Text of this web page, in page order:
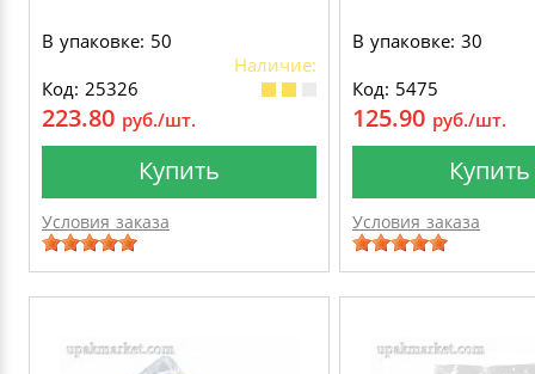
В упаковке: 50
Наличие:
Код: 25326
223.80 руб./шт.
Купить
Условия заказа
В упаковке: 30
Код: 5475
125.90 руб./шт.
Купить
Условия заказа